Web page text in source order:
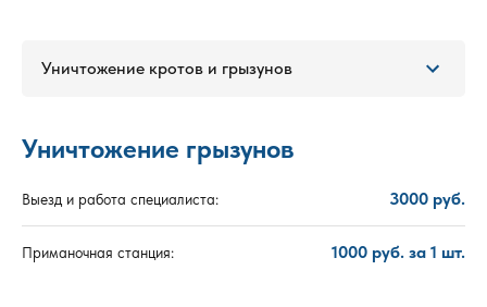
Уничтожение кротов и грызунов
Уничтожение грызунов
Выезд и работа специалиста: 3000 руб.
Приманочная станция: 1000 руб. за 1 шт.